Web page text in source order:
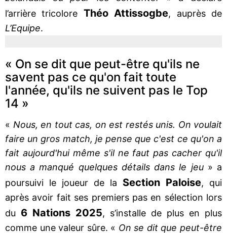
l’arrière tricolore Théo Attissogbe, auprès de
L’Equipe.
« On se dit que peut-être qu'ils ne
savent pas ce qu'on fait toute
l'année, qu'ils ne suivent pas le Top
14 »
« Nous, en tout cas, on est restés unis. On voulait
faire un gros match, je pense que c'est ce qu'on a
fait aujourd'hui même s'il ne faut pas cacher qu'il
nous a manqué quelques détails dans le jeu» a
poursuivi le joueur de la Section Paloise, qui
après avoir fait ses premiers pas en sélection lors
du 6 Nations 2025, s’installe de plus en plus
comme une valeur sûre. « On se dit que peut-être